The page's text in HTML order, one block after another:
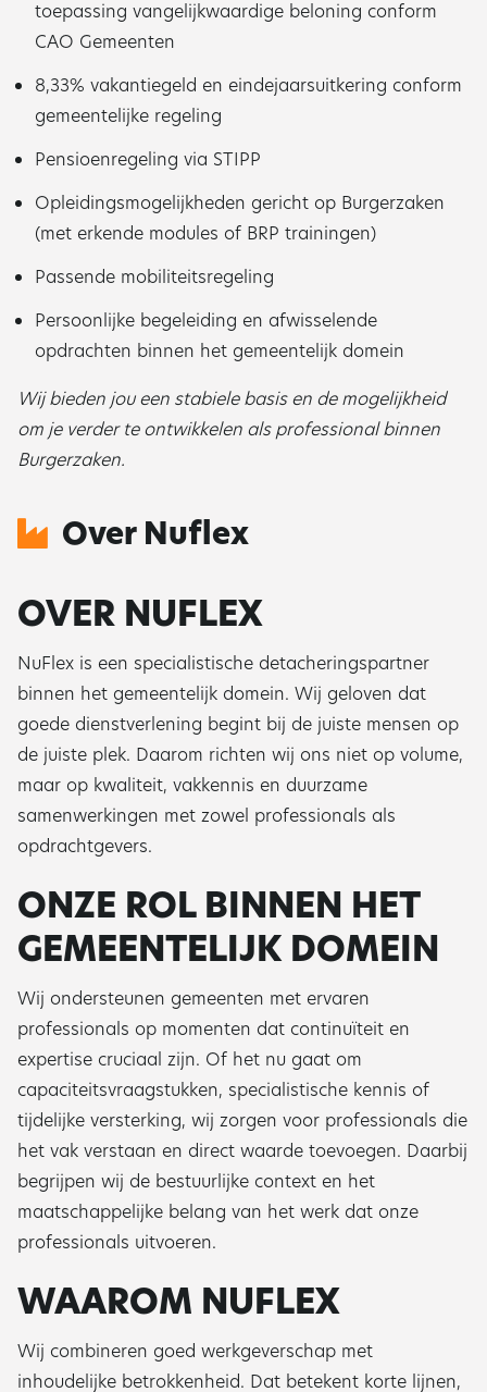
toepassing vangelijkwaardige beloning conform
CAO Gemeenten
8,33% vakantiegeld en eindejaarsuitkering conform
gemeentelijke regeling
Pensioenregeling via STIPP
Opleidingsmogelijkheden gericht op Burgerzaken
(met erkende modules of BRP trainingen)
Passende mobiliteitsregeling
Persoonlijke begeleiding en afwisselende
opdrachten binnen het gemeentelijk domein
Wij bieden jou een stabiele basis en de mogelijkheid
om je verder te ontwikkelen als professional binnen
Burgerzaken.
Over Nuflex
OVER NUFLEX
NuFlex is een specialistische detacheringspartner
binnen het gemeentelijk domein. Wij geloven dat
goede dienstverlening begint bij de juiste mensen op
de juiste plek. Daarom richten wij ons niet op volume,
maar op kwaliteit, vakkennis en duurzame
samenwerkingen met zowel professionals als
opdrachtgevers.
ONZE ROL BINNEN HET
GEMEENTELIJK DOMEIN
Wij ondersteunen gemeenten met ervaren
professionals op momenten dat continuïteit en
expertise cruciaal zijn. Of het nu gaat om
capaciteitsvraagstukken, specialistische kennis of
tijdelijke versterking, wij zorgen voor professionals die
het vak verstaan en direct waarde toevoegen. Daarbij
begrijpen wij de bestuurlijke context en het
maatschappelijke belang van het werk dat onze
professionals uitvoeren.
WAAROM NUFLEX
Wij combineren goed werkgeverschap met
inhoudelijke betrokkenheid. Dat betekent korte lijnen,